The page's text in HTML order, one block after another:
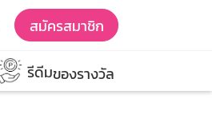
สมัครสมาชิก
รีดีมของรางวัล